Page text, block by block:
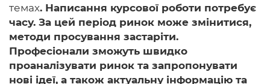
темах. Написання курсової роботи потребує
часу. За цей період ринок може змінитися,
методи просування застаріти.
Професіонали зможуть швидко
проаналізувати ринок та запропонувати
нові ідеї, а також актуальну інформацію та